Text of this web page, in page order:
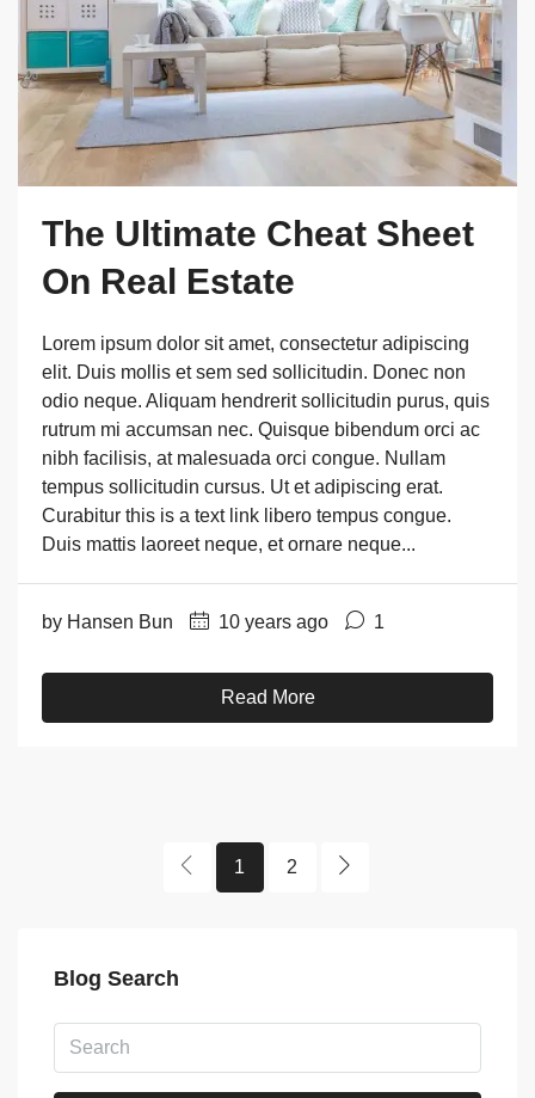
The Ultimate Cheat Sheet
On Real Estate
Lorem ipsum dolor sit amet, consectetur adipiscing
elit. Duis mollis et sem sed sollicitudin. Donec non
odio neque. Aliquam hendrerit sollicitudin purus, quis
rutrum mi accumsan nec. Quisque bibendum orci ac
nibh facilisis, at malesuada orci congue. Nullam
tempus sollicitudin cursus. Ut et adipiscing erat.
Curabitur this is a text link libero tempus congue.
Duis mattis laoreet neque, et ornare neque...
by Hansen Bun 10 years ago 1
Read More
1 2
Blog Search